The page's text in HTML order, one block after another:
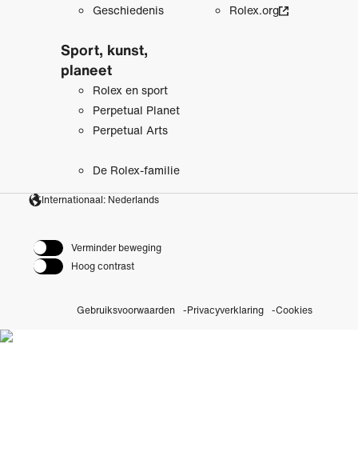
Geschiedenis
Sport, kunst,
planeet
Rolex en sport
Perpetual Planet
Perpetual Arts
De Rolex-familie
Rolex.org
Internationaal: Nederlands
Verminder beweging
Hoog contrast
Gebruiksvoorwaarden Privacyverklaring Cookies